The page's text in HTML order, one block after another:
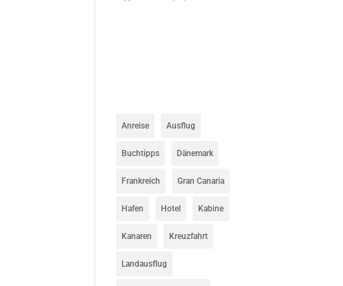
Anreise Ausflug
Buchtipps Dänemark
Frankreich Gran Canaria
Hafen Hotel Kabine
Kanaren Kreuzfahrt
Landausflug